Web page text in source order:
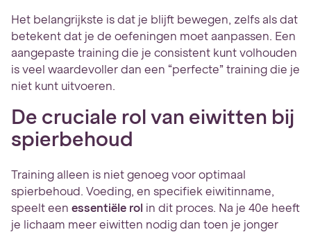
Het belangrijkste is dat je blijft bewegen, zelfs als dat
betekent dat je de oefeningen moet aanpassen. Een
aangepaste training die je consistent kunt volhouden
is veel waardevoller dan een “perfecte” training die je
niet kunt uitvoeren.
De cruciale rol van eiwitten bij
spierbehoud
Training alleen is niet genoeg voor optimaal
spierbehoud. Voeding, en specifiek eiwitinname,
speelt een essentiële rol in dit proces. Na je 40e heeft
je lichaam meer eiwitten nodig dan toen je jonger